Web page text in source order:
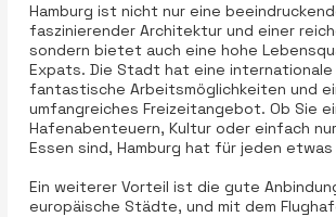
Hamburg ist nicht nur eine
faszinierender Architektur und einer
sondern bietet auch eine hohe
Expats. Die Stadt hat eine internationale
fantastische Arbeitsmöglichkeiten und
umfangreiches Freizeitangebot. Ob Sie
Hafenabenteuern, Kultur oder einfach
Essen sind, Hamburg hat für jeden
Ein weiterer Vorteil ist die gute
europäische Städte, und mit dem